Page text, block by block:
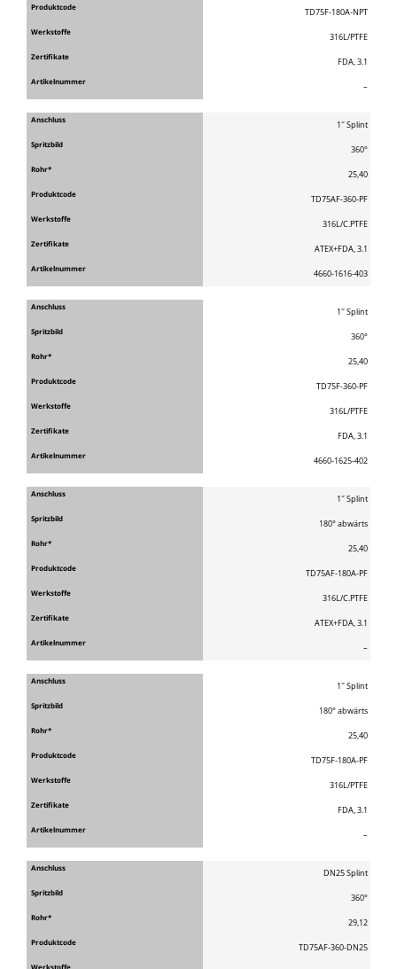
TD75F-180A-NPT
316L/PTFE
FDA, 3.1
–
1″ Splint
360°
25,40
TD75AF-360-PF
316L/C.PTFE
ATEX+FDA, 3.1
4660-1616-403
1″ Splint
360°
25,40
TD75F-360-PF
316L/PTFE
FDA, 3.1
4660-1625-402
1″ Splint
180° abwärts
25,40
TD75AF-180A-PF
316L/C.PTFE
ATEX+FDA, 3.1
–
1″ Splint
180° abwärts
25,40
TD75F-180A-PF
316L/PTFE
FDA, 3.1
–
DN25 Splint
360°
29,12
TD75AF-360-DN25